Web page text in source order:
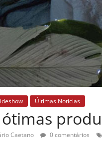
Últimas Notícias
Caetano 0 comentários